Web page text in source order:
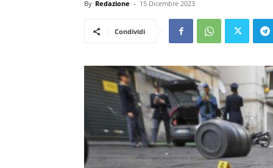
By Redazione - 15 Dicembre 2023
Condividi